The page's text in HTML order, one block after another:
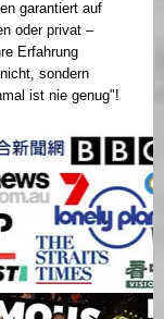
garantiert auf
oder privat –
Erfahrung
sondern
ist nie genug"!